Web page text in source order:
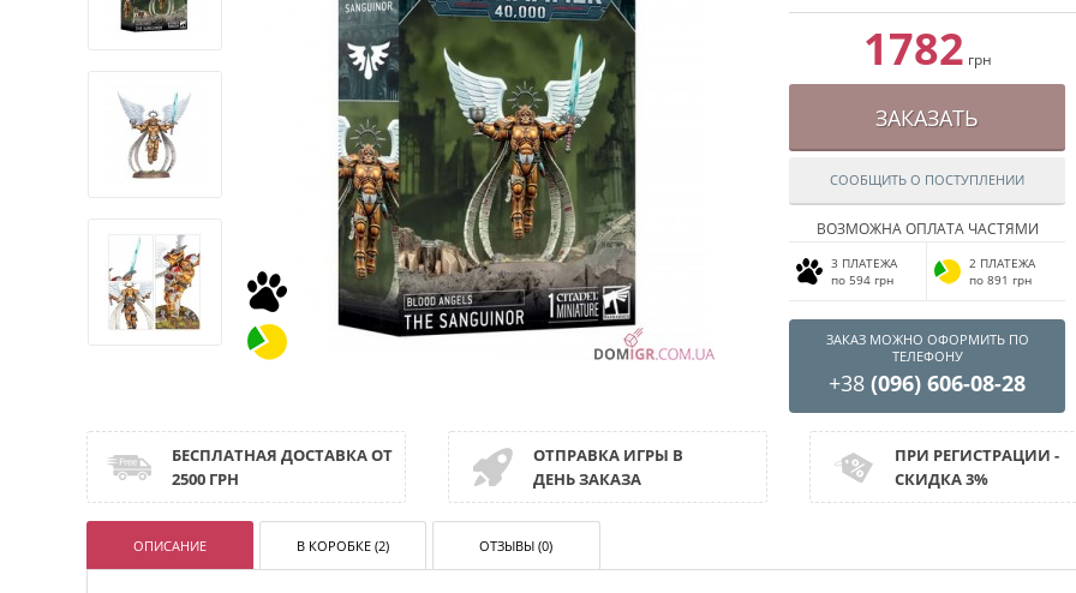
1782 грн
ЗАКАЗАТЬ
СООБЩИТЬ О ПОСТУПЛЕНИИ
ВОЗМОЖНА ОПЛАТА ЧАСТЯМИ
3 ПЛАТЕЖА
по 594 грн
2 ПЛАТЕЖА
по 891 грн
ЗАКАЗ МОЖНО ОФОРМИТЬ ПО
ТЕЛЕФОНУ
+38 (096) 606-08-28
БЕСПЛАТНАЯ ДОСТАВКА ОТ
2500 ГРН
ОТПРАВКА ИГРЫ В
ДЕНЬ ЗАКАЗА
ПРИ РЕГИСТРАЦИИ -
СКИДКА 3%
ОПИСАНИЕ В КОРОБКЕ (2) ОТЗЫВЫ (0)